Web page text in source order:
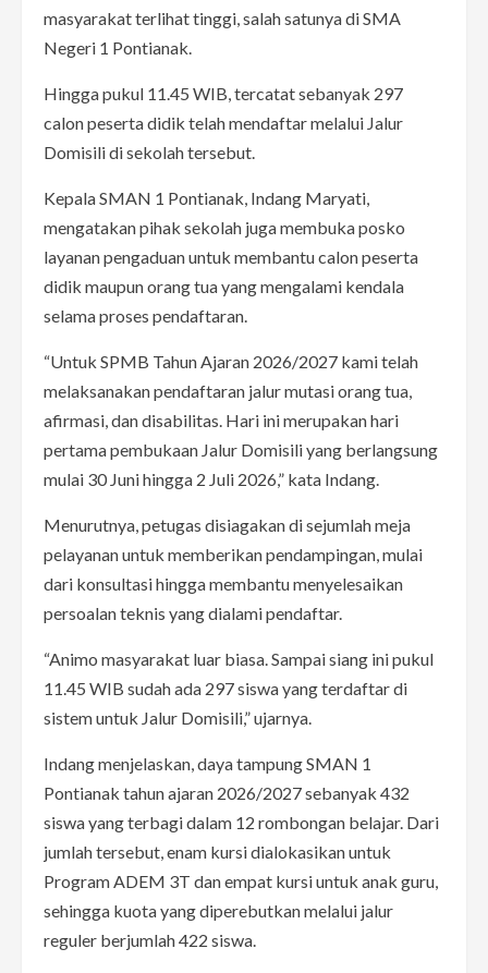
masyarakat terlihat tinggi, salah satunya di SMA
Negeri 1 Pontianak.
Hingga pukul 11.45 WIB, tercatat sebanyak 297
calon peserta didik telah mendaftar melalui Jalur
Domisili di sekolah tersebut.
Kepala SMAN 1 Pontianak, Indang Maryati,
mengatakan pihak sekolah juga membuka posko
layanan pengaduan untuk membantu calon peserta
didik maupun orang tua yang mengalami kendala
selama proses pendaftaran.
“Untuk SPMB Tahun Ajaran 2026/2027 kami telah
melaksanakan pendaftaran jalur mutasi orang tua,
afirmasi, dan disabilitas. Hari ini merupakan hari
pertama pembukaan Jalur Domisili yang berlangsung
mulai 30 Juni hingga 2 Juli 2026,” kata Indang.
Menurutnya, petugas disiagakan di sejumlah meja
pelayanan untuk memberikan pendampingan, mulai
dari konsultasi hingga membantu menyelesaikan
persoalan teknis yang dialami pendaftar.
“Animo masyarakat luar biasa. Sampai siang ini pukul
11.45 WIB sudah ada 297 siswa yang terdaftar di
sistem untuk Jalur Domisili,” ujarnya.
Indang menjelaskan, daya tampung SMAN 1
Pontianak tahun ajaran 2026/2027 sebanyak 432
siswa yang terbagi dalam 12 rombongan belajar. Dari
jumlah tersebut, enam kursi dialokasikan untuk
Program ADEM 3T dan empat kursi untuk anak guru,
sehingga kuota yang diperebutkan melalui jalur
reguler berjumlah 422 siswa.